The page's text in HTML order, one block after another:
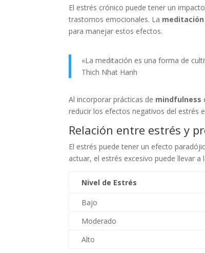
El estrés crónico puede tener un
trastornos emocionales. La
para manejar estos efectos.
«La meditación es una forma de
Thich Nhat Hanh
Al incorporar prácticas de mindfulness
reducir los efectos negativos del estrés
Relación entre estrés y
El estrés puede tener un efecto
actuar, el estrés excesivo puede llevar
Nivel de Estrés
Bajo
Moderado
Alto